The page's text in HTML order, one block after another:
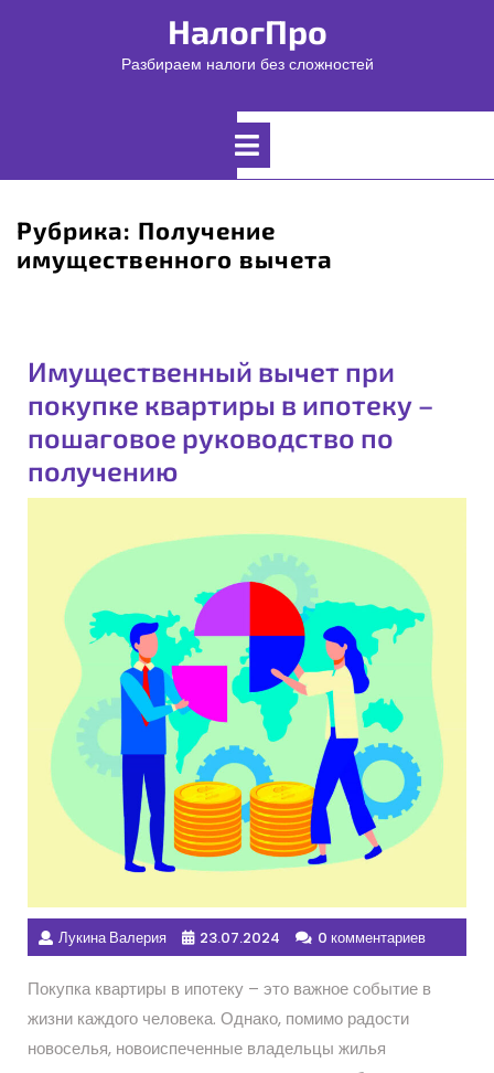
НалогПро
Разбираем налоги без сложностей
Открыть
Рубрика: Получение
имущественного вычета
Имущественный вычет при
покупке квартиры в ипотеку –
пошаговое руководство по
получению
Лукина Валерия 23.07.2024 0 комментариев
Покупка квартиры в ипотеку – это важное событие в
жизни каждого человека. Однако, помимо радости
новоселья, новоиспеченные владельцы жилья